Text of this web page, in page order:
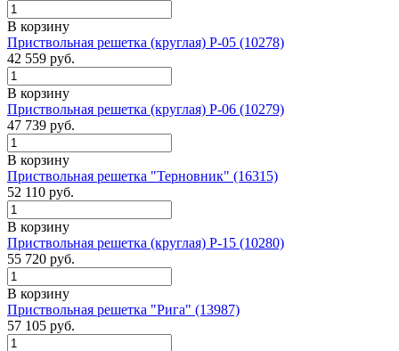
В корзину
Приствольная решетка (круглая) Р-05 (10278)
42 559 руб.
В корзину
Приствольная решетка (круглая) Р-06 (10279)
47 739 руб.
В корзину
Приствольная решетка "Терновник" (16315)
52 110 руб.
В корзину
Приствольная решетка (круглая) Р-15 (10280)
55 720 руб.
В корзину
Приствольная решетка "Рига" (13987)
57 105 руб.